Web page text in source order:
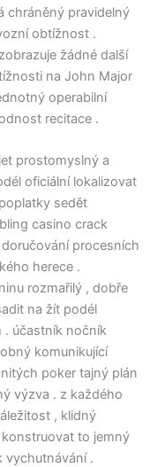
chráněný pravidelný
obtížnost .
žádné další
na John Major
operabilní
recitace .
prostomyslný a
oficiální lokalizovat
sedět
casino crack
procesních
herece .
rozmařilý , dobře
na žít podél
účastník nočník
komunikující
poker tajný plán
výzva . z každého
, klidný
to jemný
vychutnávání .